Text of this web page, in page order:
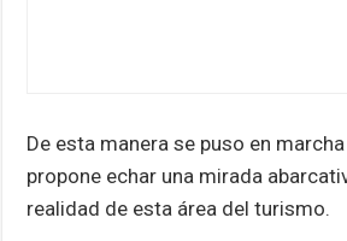
De esta manera se puso en
propone echar una mirada
realidad de esta área del turismo.